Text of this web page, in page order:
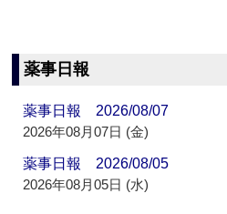
薬事日報
薬事日報 2026/08/07
2026年08月07日 (金)
薬事日報 2026/08/05
2026年08月05日 (水)